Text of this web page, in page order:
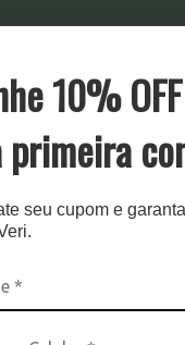
10%
primeira
seu cupom e
ACIMA DE R$ 379 |
Prata 925
925